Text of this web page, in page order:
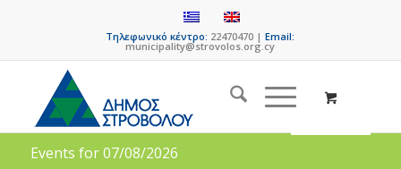
Τηλεφωνικό κέντρο: 22470470 |Email:
municipality@strovolos.org.cy
Events for 07/08/2026